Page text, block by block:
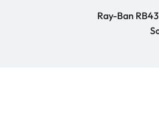
Ray-Ban